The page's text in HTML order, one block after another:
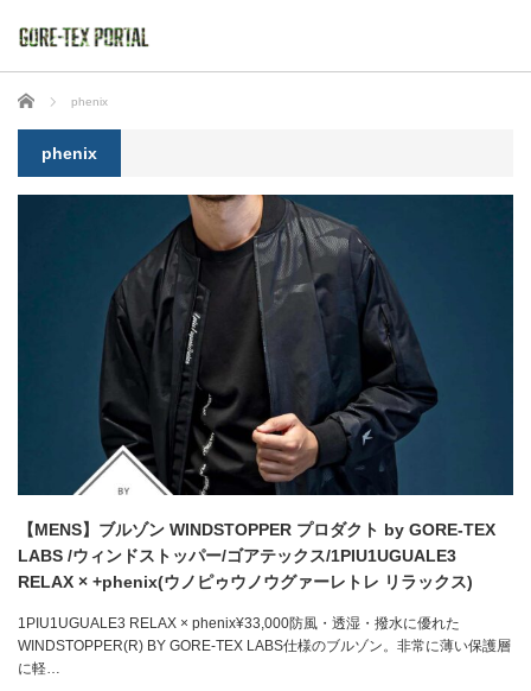
ホーム phenix
phenix
【MENS】ブルゾン WINDSTOPPER プロダクト by GORE-TEX
LABS /ウィンドストッパー/ゴアテックス/1PIU1UGUALE3
RELAX × +phenix(ウノピゥウノウグァーレトレ リラックス)
1PIU1UGUALE3 RELAX × phenix¥33,000防風・透湿・撥水に優れた
WINDSTOPPER(R) BY GORE-TEX LABS仕様のブルゾン。非常に薄い保護層
に軽…